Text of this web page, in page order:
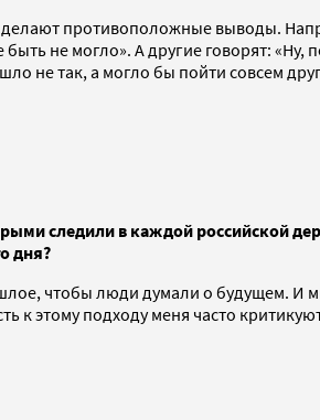
противоположные выводы.
не могло». А другие говорят:
не так, а могло бы пойти совсем
следили в каждой российской
дня?
чтобы люди думали о будущем. И
к этому подходу меня часто